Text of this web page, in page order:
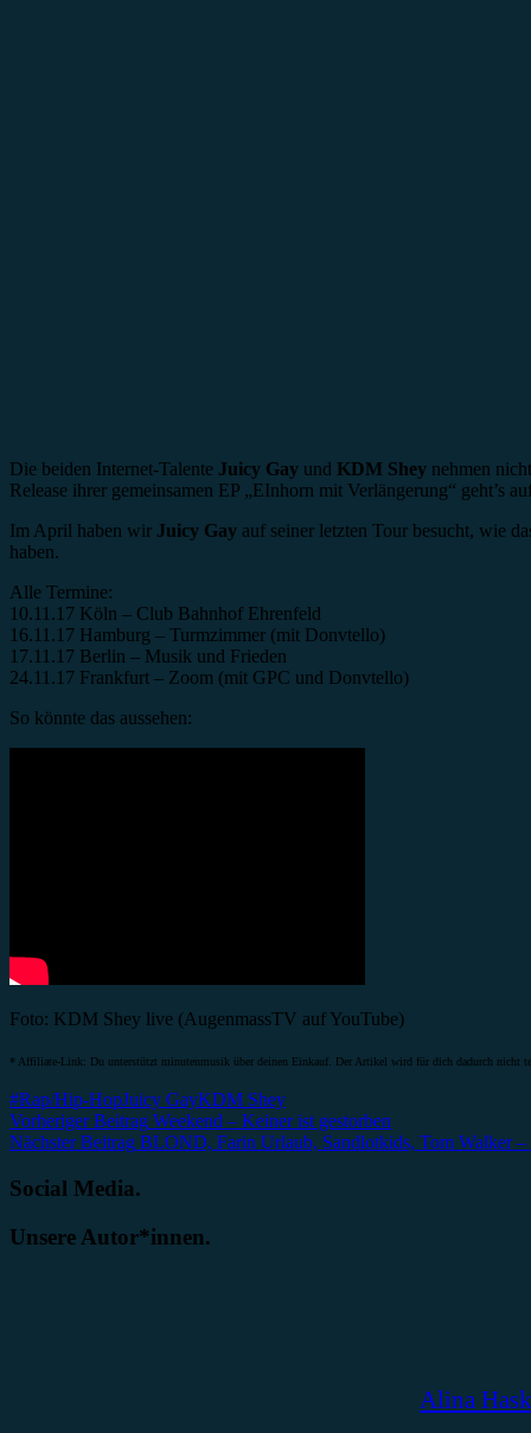
Die beiden Internet-Talente Juicy Gay und KDM Shey nehmen
Release ihrer gemeinsamen EP „EInhorn mit Verlängerung“ geht’s
Im April haben wir Juicy Gay auf seiner letzten Tour besucht, wie
haben.
Alle Termine:
10.11.17 Köln – Club Bahnhof Ehrenfeld
16.11.17 Hamburg – Turmzimmer (mit Donvtello)
17.11.17 Berlin – Musik und Frieden
24.11.17 Frankfurt – Zoom (mit GPC und Donvtello)
So könnte das aussehen:
Foto: KDM Shey live (AugenmassTV auf YouTube)
* Affiliate-Link: Du unterstützt minutenmusik über deinen Einkauf. Der Artikel wird für dich dadurch nicht
#Rap/Hip-HopJuicy GayKDM Shey
Beitragsnavigation
Vorheriger Beitrag Weekend – Keiner ist gestorben
Nächster Beitrag BLOND, Farin Urlaub, Sandlotkids, Tom Walker
Social Media.
Unsere Autor*innen.
Alina